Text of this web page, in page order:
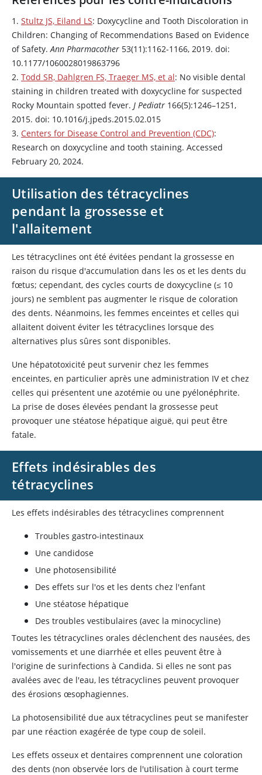
1. Stultz JS, Eiland LS: Doxycycline and Tooth Discoloration in
Children: Changing of Recommendations Based on Evidence
of Safety.Ann Pharmacother 53(11):1162-1166, 2019. doi:
10.1177/1060028019863796
2. Todd SR, Dahlgren FS, Traeger MS, et al: No visible dental
staining in children treated with doxycycline for suspected
Rocky Mountain spotted fever. J Pediatr 166(5):1246–1251,
2015. doi: 10.1016/j.jpeds.2015.02.015
3. Centers for Disease Control and Prevention (CDC):
Research on doxycycline and tooth staining. Accessed
February 20, 2024.
Utilisation des tétracyclines
pendant la grossesse et
l'allaitement
Les tétracyclines ont été évitées pendant la grossesse en
raison du risque d'accumulation dans les os et les dents du
fœtus; cependant, des cycles courts de doxycycline (≤ 10
jours) ne semblent pas augmenter le risque de coloration
des dents. Néanmoins, les femmes enceintes et celles qui
allaitent doivent éviter les tétracyclines lorsque des
alternatives plus sûres sont disponibles.
Une hépatotoxicité peut survenir chez les femmes
enceintes, en particulier après une administration IV et chez
celles qui présentent une azotémie ou une pyélonéphrite.
La prise de doses élevées pendant la grossesse peut
provoquer une stéatose hépatique aiguë, qui peut être
fatale.
Effets indésirables des
tétracyclines
Les effets indésirables des tétracyclines comprennent
Troubles gastro-intestinaux
Une candidose
Une photosensibilité
Des effets sur l'os et les dents chez l'enfant
Une stéatose hépatique
Des troubles vestibulaires (avec la minocycline)
Toutes les tétracyclines orales déclenchent des nausées, des
vomissements et une diarrhée et elles peuvent être à
l'origine de surinfections à Candida. Si elles ne sont pas
avalées avec de l'eau, les tétracyclines peuvent provoquer
des érosions œsophagiennes.
La photosensibilité due aux tétracyclines peut se manifester
par une réaction exagérée de type coup de soleil.
Les effets osseux et dentaires comprennent une coloration
des dents (non observée lors de l'utilisation à court terme